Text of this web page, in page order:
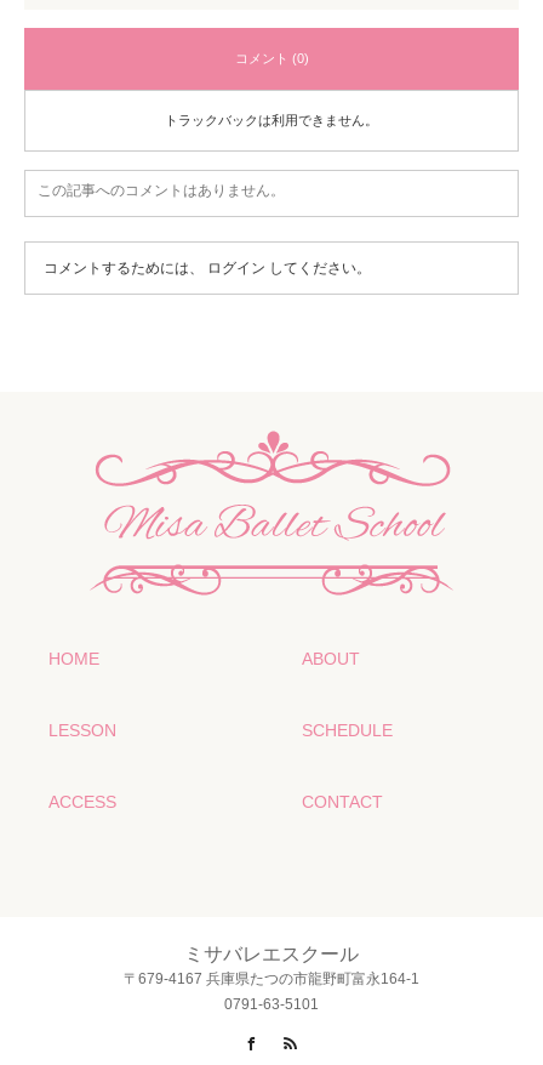
コメント (0)
トラックバックは利用できません。
この記事へのコメントはありません。
コメントするためには、 ログイン してください。
HOME ABOUT
LESSON SCHEDULE
ACCESS CONTACT
ミサバレエスクール
〒679-4167 兵庫県たつの市龍野町富永164-1
0791-63-5101
Facebook